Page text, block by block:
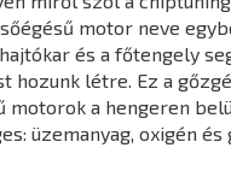
motor neve
és a főtengely
hozunk létre. Ez a
motorok a hengeren
üzemanyag, oxigén